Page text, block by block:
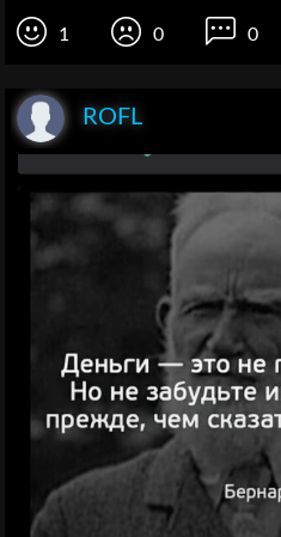
1 0 0
ROFL